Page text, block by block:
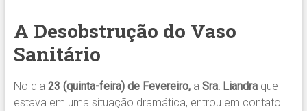
A Desobstrução do Vaso
Sanitário
No dia 23 (quinta-feira) de Fevereiro,a Sra. Liandraque
estava em uma situação dramática, entrou em contato